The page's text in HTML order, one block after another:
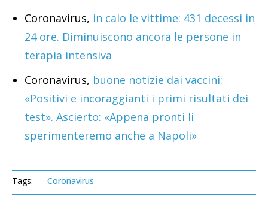
Coronavirus, in calo le vittime: 431 decessi in
24 ore. Diminuiscono ancora le persone in
terapia intensiva
Coronavirus, buone notizie dai vaccini:
«Positivi e incoraggianti i primi risultati dei
test». Ascierto: «Appena pronti li
sperimenteremo anche a Napoli»
Tags: Coronavirus